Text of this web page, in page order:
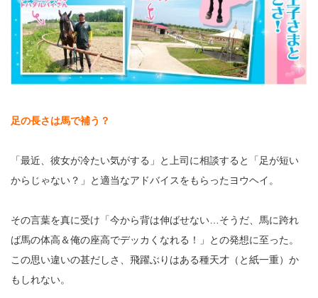
足の長さは馬で補う？
「最近、彼女が冷たい気がする」と上司に相談すると「足が短い
からじゃない？」と適当なアドバイスをもらったヨウヘイ。
その言葉を真に受け「今から背は伸ばせない…そうだ、馬に跨れ
ば馬の体高＆俺の座高でデッカくなれる！」との発想に至った。
この思い違いの甚だしさ、飛躍ぶりはある種天才（と紙一重）か
もしれない。